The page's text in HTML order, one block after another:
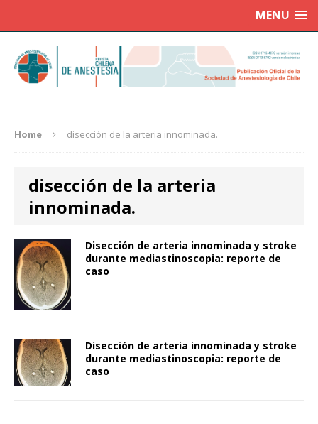
MENU
Home disección de la arteria innominada.
disección de la arteria
innominada.
Disección de arteria innominada y stroke
durante mediastinoscopia: reporte de
caso
Disección de arteria innominada y stroke
durante mediastinoscopia: reporte de
caso